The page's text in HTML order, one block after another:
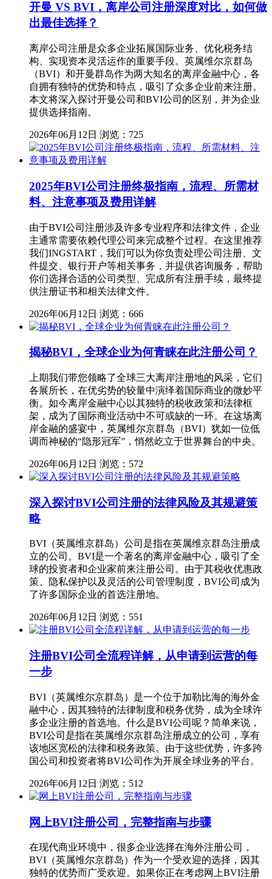
开曼 VS BVI，离岸公司注册深度对比，如何做
出最佳选择？
离岸公司注册是众多企业拓展国际业务、优化税务结
构、实现资本灵活运作的重要手段。英属维尔京群岛
（BVI）和开曼群岛作为两大知名的离岸金融中心，各
自拥有独特的优势和特点，吸引了众多企业前来注册。
本文将深入探讨开曼公司和BVI公司的区别，并为企业
提供选择指南。
2026年06月12日 浏览：725
2025年BVI公司注册终极指南，流程、所需材
料、注意事项及费用详解
由于BVI公司注册涉及许多专业程序和法律文件，企业
主通常需要依赖代理公司来完成整个过程。在这里推荐
我们INGSTART，我们可以为你负责处理公司注册、文
件提交、银行开户等相关事务，并提供咨询服务，帮助
你们选择合适的公司类型、完成所有注册手续，最终提
供注册证书和相关法律文件。
2026年06月12日 浏览：666
揭秘BVI，全球企业为何青睐在此注册公司？
上期我们带您领略了全球三大离岸注册地的风采，它们
各展所长，在优劣势的较量中演绎着国际商业的微妙平
衡。如今离岸金融中心以其独特的税收政策和法律框
架，成为了国际商业活动中不可或缺的一环。在这场离
岸金融的盛宴中，英属维尔京群岛（BVI）犹如一位低
调而神秘的“隐形冠军”，悄然屹立于世界舞台的中央。
2026年06月12日 浏览：572
深入探讨BVI公司注册的法律风险及其规避策
略
BVI（英属维京群岛）公司是指在英属维京群岛注册成
立的公司。BVI是一个著名的离岸金融中心，吸引了全
球的投资者和企业家前来注册公司。由于其税收优惠政
策、隐私保护以及灵活的公司管理制度，BVI公司成为
了许多国际企业的首选注册地。
2026年06月12日 浏览：551
注册BVI公司全流程详解，从申请到运营的每
一步
BVI（英属维尔京群岛）是一个位于加勒比海的海外金
融中心，因其独特的法律制度和税务优势，成为全球许
多企业注册的首选地。什么是BVI公司呢？简单来说，
BVI公司是指在英属维尔京群岛注册成立的公司，享有
该地区宽松的法律和税务政策。由于这些优势，许多跨
国公司和投资者将BVI公司作为开展全球业务的平台。
2026年06月12日 浏览：512
网上BVI注册公司，完整指南与步骤
在现代商业环境中，很多企业选择在海外注册公司，
BVI（英属维尔京群岛）作为一个受欢迎的选择，因其
独特的优势而广受欢迎。如果你正在考虑网上BVI注册